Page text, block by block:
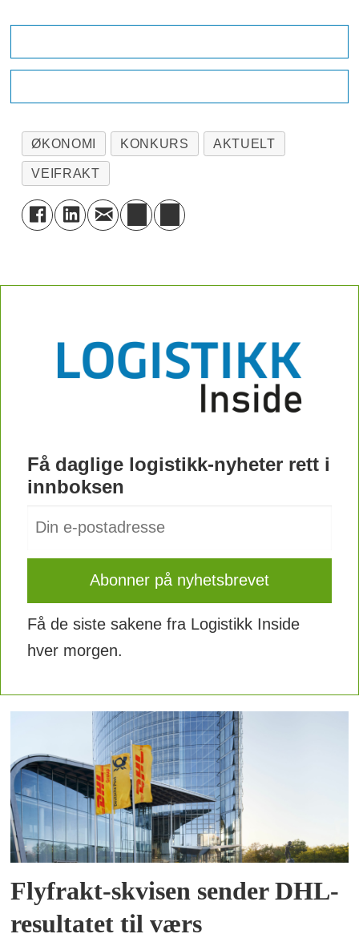
ØKONOMI KONKURS AKTUELT
VEIFRAKT
Få daglige logistikk-nyheter rett i
innboksen
Få de siste sakene fra Logistikk Inside
hver morgen.
Flyfrakt-skvisen sender DHL-
resultatet til værs